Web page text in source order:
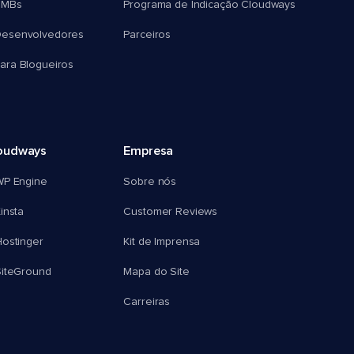
Blogueiros
Programa de Indicação Cloudways
Parceiros
Engine
Empresa
Sobre nós
Customer Reviews
Kit de Imprensa
Mapa do Site
Carreiras